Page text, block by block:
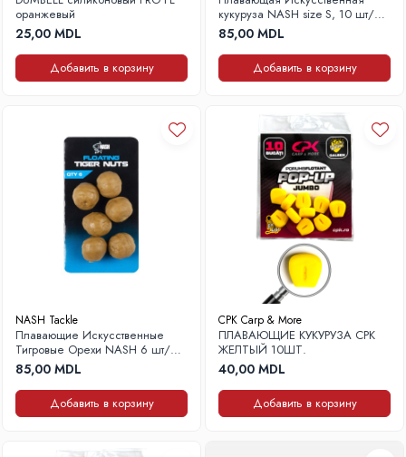
оранжевый
25,00 MDL
Добавить в корзину
кукуруза NASH size S, 10 шт/
пакет
85,00 MDL
Добавить в корзину
NASH Tackle
Плавающие Искусственные
Тигровые Орехи NASH 6 шт/
упак.
85,00 MDL
Добавить в корзину
CPK Carp & More
ПЛАВАЮЩИЕ КУКУРУЗА CPK
ЖЕЛТЫЙ 10ШТ.
40,00 MDL
Добавить в корзину